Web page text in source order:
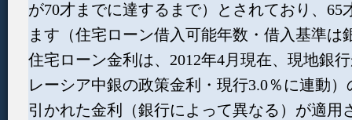
が70才までに達するまで）とされており、
ます（住宅ローン借入可能年数・借入基準は
住宅ローン金利は、2012年4月現在、現地銀
レーシア中銀の政策金利・現行3.0％に連動
引かれた金利（銀行によって異なる）が適用